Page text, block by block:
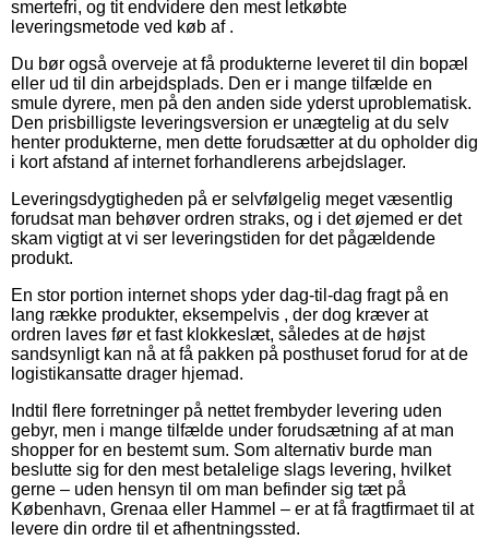
smertefri, og tit endvidere den mest letkøbte
leveringsmetode ved køb af .
Du bør også overveje at få produkterne leveret til din bopæl
eller ud til din arbejdsplads. Den er i mange tilfælde en
smule dyrere, men på den anden side yderst uproblematisk.
Den prisbilligste leveringsversion er unægtelig at du selv
henter produkterne, men dette forudsætter at du opholder dig
i kort afstand af internet forhandlerens arbejdslager.
Leveringsdygtigheden på er selvfølgelig meget væsentlig
forudsat man behøver ordren straks, og i det øjemed er det
skam vigtigt at vi ser leveringstiden for det pågældende
produkt.
En stor portion internet shops yder dag-til-dag fragt på en
lang række produkter, eksempelvis , der dog kræver at
ordren laves før et fast klokkeslæt, således at de højst
sandsynligt kan nå at få pakken på posthuset forud for at de
logistikansatte drager hjemad.
Indtil flere forretninger på nettet frembyder levering uden
gebyr, men i mange tilfælde under forudsætning af at man
shopper for en bestemt sum. Som alternativ burde man
beslutte sig for den mest betalelige slags levering, hvilket
gerne – uden hensyn til om man befinder sig tæt på
København, Grenaa eller Hammel – er at få fragtfirmaet til at
levere din ordre til et afhentningssted.